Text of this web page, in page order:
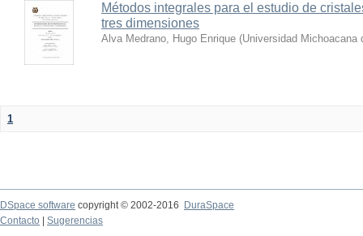
Métodos integrales para el estudio de
tres dimensiones
Alva Medrano, Hugo Enrique (Universidad Michoacana
1
DSpace software copyright © 2002-2016
DuraSpace
Contacto
Sugerencias